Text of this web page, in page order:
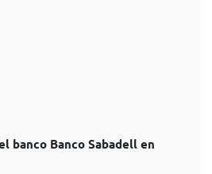
banco Banco Sabadell en